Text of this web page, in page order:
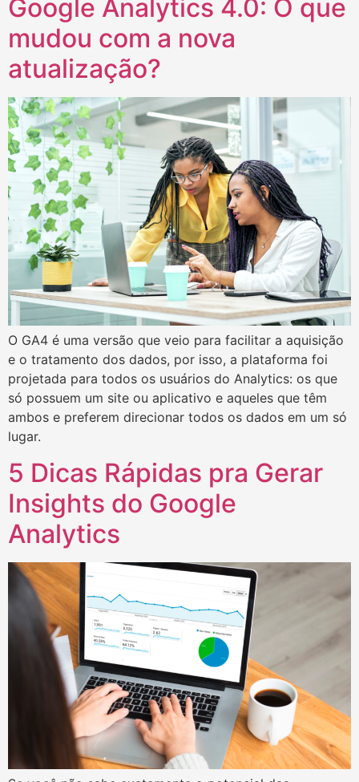
Google Analytics 4.0: O que
mudou com a nova
atualização?
O GA4 é uma versão que veio para facilitar a aquisição
e o tratamento dos dados, por isso, a plataforma foi
projetada para todos os usuários do Analytics: os que
só possuem um site ou aplicativo e aqueles que têm
ambos e preferem direcionar todos os dados em um só
lugar.
5 Dicas Rápidas pra Gerar
Insights do Google
Analytics